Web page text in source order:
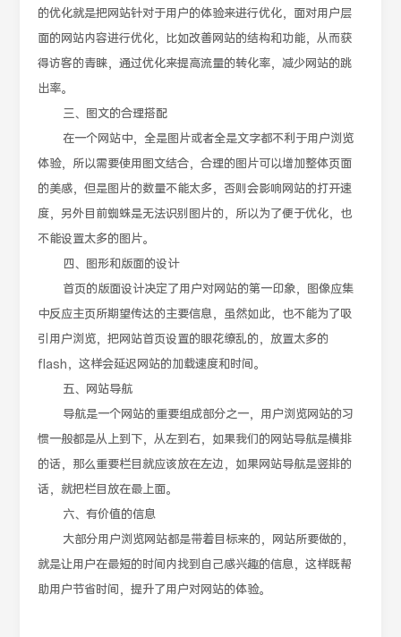
的优化就是把网站针对于用户的体验来进行优化，面对用户层
面的网站内容进行优化，比如改善网站的结构和功能，从而获
得访客的青睐，通过优化来提高流量的转化率，减少网站的跳
出率。
三、图文的合理搭配
在一个网站中，全是图片或者全是文字都不利于用户浏览
体验，所以需要使用图文结合，合理的图片可以增加整体页面
的美感，但是图片的数量不能太多，否则会影响网站的打开速
度，另外目前蜘蛛是无法识别图片的，所以为了便于优化，也
不能设置太多的图片。
四、图形和版面的设计
首页的版面设计决定了用户对网站的第一印象，图像应集
中反应主页所期望传达的主要信息，虽然如此，也不能为了吸
引用户浏览，把网站首页设置的眼花缭乱的，放置太多的
flash，这样会延迟网站的加载速度和时间。
五、网站导航
导航是一个网站的重要组成部分之一，用户浏览网站的习
惯一般都是从上到下，从左到右，如果我们的网站导航是横排
的话，那么重要栏目就应该放在左边，如果网站导航是竖排的
话，就把栏目放在最上面。
六、有价值的信息
大部分用户浏览网站都是带着目标来的，网站所要做的，
就是让用户在最短的时间内找到自己感兴趣的信息，这样既帮
助用户节省时间，提升了用户对网站的体验。